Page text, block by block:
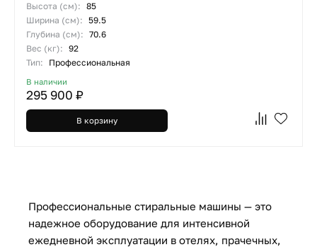
Высота (см): 85
Ширина (см): 59.5
Глубина (см): 70.6
Вес (кг): 92
Тип:
Профессиональная
В наличии
295 900 ₽
В корзину
Профессиональные стиральные машины — это
надежное оборудование для интенсивной
ежедневной эксплуатации в отелях, прачечных,